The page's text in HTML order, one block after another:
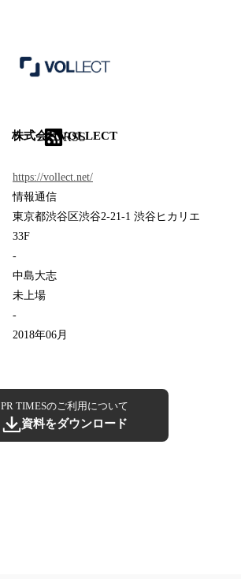
株式会社VOLLECT
RSS
https://vollect.net/
情報通信
東京都渋谷区渋谷2-21-1 渋谷ヒカリエ
33F
-
中島大志
未上場
-
2018年06月
PR TIMESのご利用について
資料をダウンロード